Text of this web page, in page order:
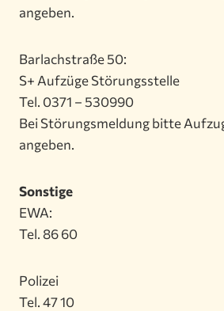
angeben.
Barlachstraße 50:
S+ Aufzüge Störungsstelle
Tel. 0371 – 530990
Bei Störungsmeldung bitte
angeben.
Sonstige
EWA:
Tel. 86 60
Polizei
Tel. 47 10